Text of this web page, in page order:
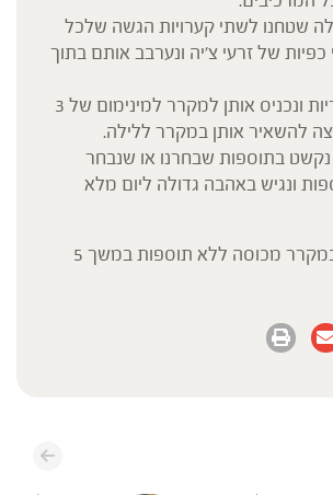
שטחנו לשתי קערויות הגשה שלכל
של זרעי צ׳יה ונערבב אותם בתוך
נכסה את הקעריות ונכניס אותן למקרר למינימום של 3
להשאיר אותן במקרר ללילה.
בתוספות שבחרנו או שנבחר
ונגיש באהבה גדולה ליום מלא
אפשר לשמור במקרר מכוסה ללא תוספות במשך 5